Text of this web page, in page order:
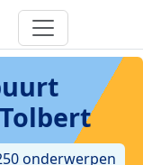
onderwerpen